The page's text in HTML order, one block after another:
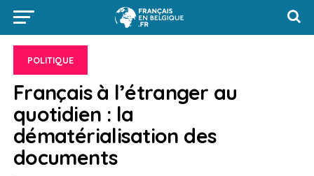
POLITIQUE
Français à l’étranger au
quotidien : la
dématérialisation des
documents